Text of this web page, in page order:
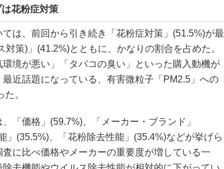
花粉症対策
は、前回から引き続き「花粉症対策」(51.5%)が最
対策)」(41.2%)とともに、かなりの割合を占めた。
境が悪い」「タバコの臭い」といった購入動機が
近話題になっている、有害微粒子「PM2.5」への
。
「価格」(59.7%)、「メーカー・ブランド」
」(35.5%)、「花粉除去性能」(35.4%)などが挙げら
に比べ価格やメーカーの重要度が増している一